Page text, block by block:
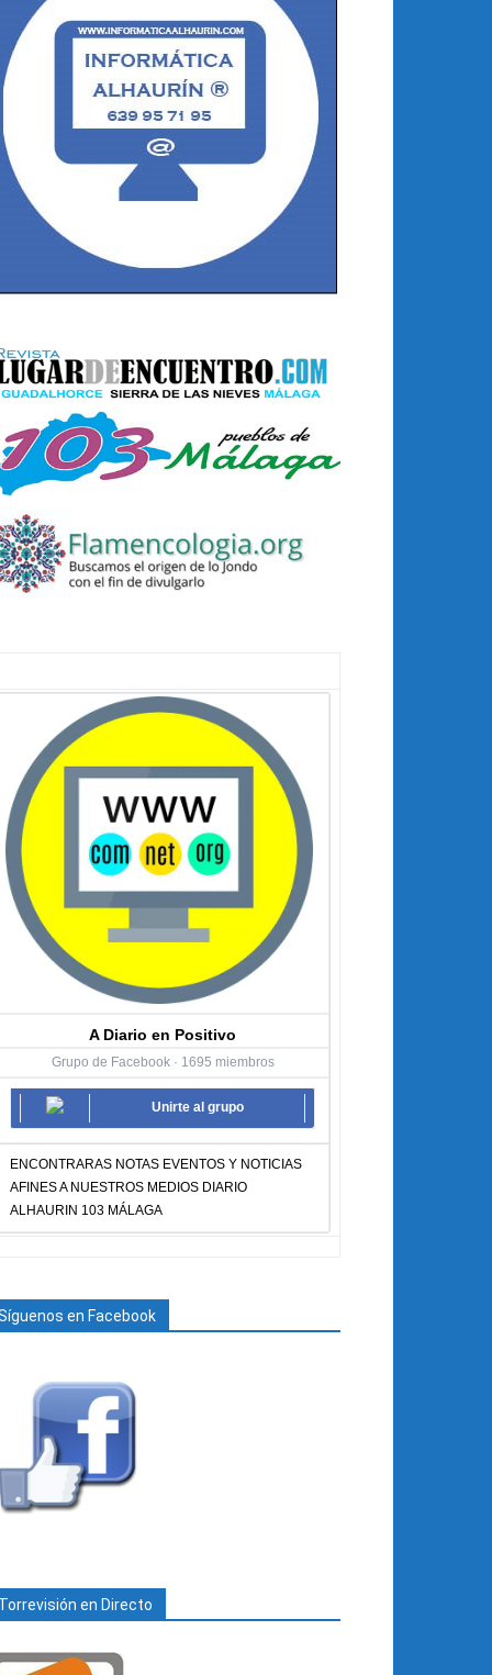
A Diario en Positivo
Grupo de Facebook · 1695 miembros
Unirte al grupo
ENCONTRARAS NOTAS EVENTOS Y NOTICIAS
AFINES A NUESTROS MEDIOS DIARIO
ALHAURIN 103 MÁLAGA
en Facebook
en Directo